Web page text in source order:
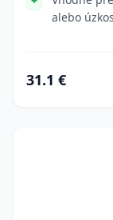
alebo
31.1 €